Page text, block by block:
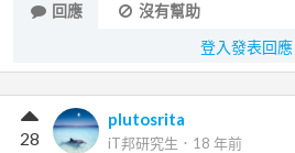
回應
沒有幫助
登入發表回應
plutosrita
iT邦研究生 ． 18 年前
28